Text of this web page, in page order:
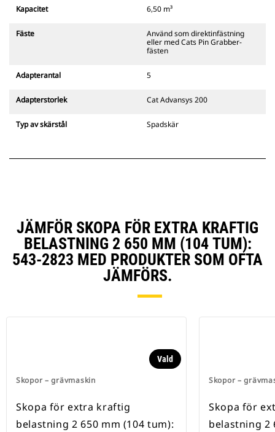
gripredskapsfästen är kompatibla
med bandgående grävmaskiner
grävmaskiner. Fästen för
Tillbehör som är kompatibla med
använder det fasta
killåsningssystem som håller fast
grävmaskiner.
Kapacitet 6,50 m³
Fäste
Använd som direktinfästning
eller med Cats Pin Grabber-
fästen
Adapterantal 5
Adapterstorlek Cat Advansys 200
Typ av skärstål Spadskär
JÄMFÖR SKOPA FÖR EXTRA KRAFTIG
BELASTNING 2 650 MM (104 TUM):
543-2823 MED PRODUKTER SOM OFTA
JÄMFÖRS.
Skopor – grävmaskin
Vald
Skopa för extra kraftig
belastning 2 650 mm (104 tum):
Skopor –
Skopa för
belastning 2